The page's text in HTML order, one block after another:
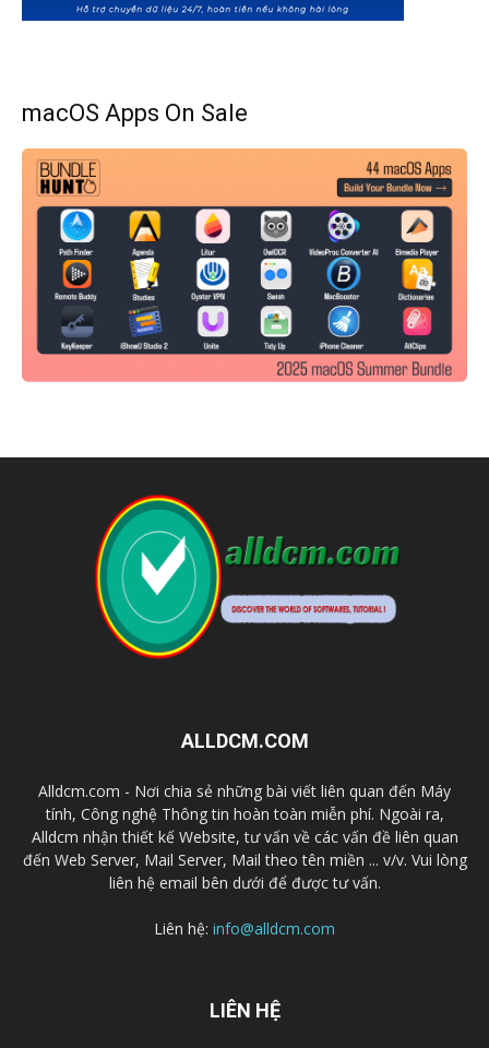
macOS Apps On Sale
ALLDCM.COM
Alldcm.com - Nơi chia sẻ những bài viết liên quan đến Máy
tính, Công nghệ Thông tin hoàn toàn miễn phí. Ngoài ra,
Alldcm nhận thiết kế Website, tư vấn về các vấn đề liên quan
đến Web Server, Mail Server, Mail theo tên miền ... v/v. Vui lòng
liên hệ email bên dưới để được tư vấn.
Liên hệ: info@alldcm.com
LIÊN HỆ